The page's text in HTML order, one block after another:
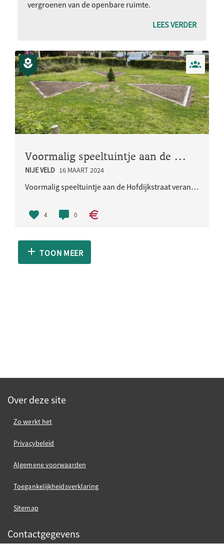
vergroenen van de openbare ruimte.
LEES VERDER
Voormalig speeltuintje aan de Hofdijkstraat veranderd in een gezellig parkje
NIJE VELD 16 MAART 2024
Voormalig speeltuintje aan de Hofdijkstraat veranderd in een gezellig parkje
4 0
TOON MEER
Over deze site
Zo werkt het
Privacybeleid
Algemene voorwaarden
Toegankelijkheidsverklaring
Sitemap
Contactgegevens